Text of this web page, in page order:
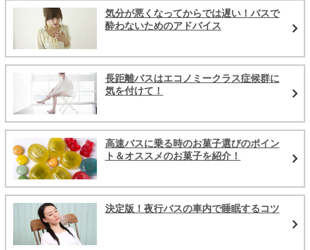
気分が悪くなってからでは遅い！バスで
酔わないためのアドバイス
長距離バスはエコノミークラス症候群に
気を付けて！
高速バスに乗る時のお菓子選びのポイン
ト＆オススメのお菓子を紹介！
決定版！夜行バスの車内で睡眠するコツ